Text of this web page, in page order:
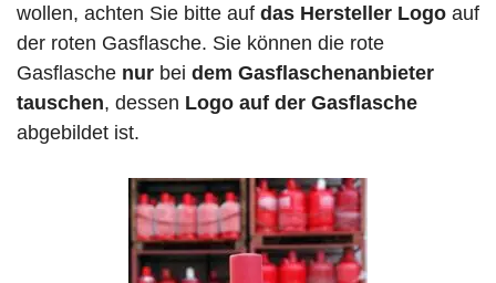
wollen, achten Sie bitte auf das Hersteller Logo auf
der roten Gasflasche. Sie können die rote
Gasflasche nur bei dem Gasflaschenanbieter
tauschen, dessen Logo auf der Gasflasche
abgebildet ist.